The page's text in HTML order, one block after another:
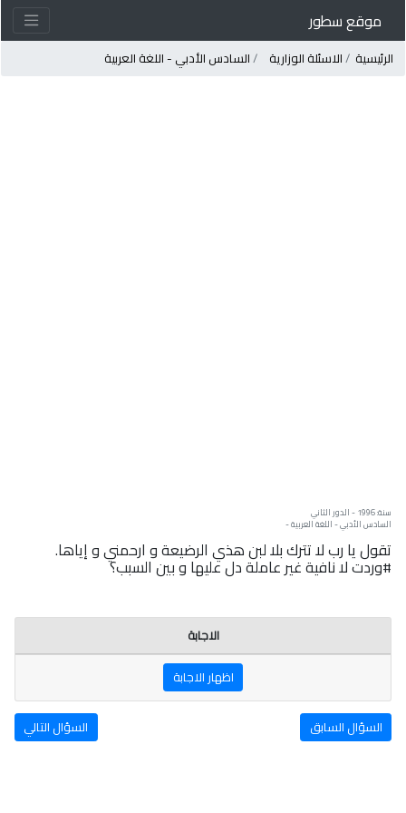
موقع سطور
الرئيسية الاسئلة الوزارية السادس الأدبي - اللغة العربية
سنة: 1996 - الدور الثاني
السادس الأدبي - اللغة العربية -
تقول يا رب لا تترك بلا لبن هذي الرضيعة و ارحمني و إياها.
#وردت لا نافية غير عاملة دل عليها و بين السبب؟
الاجابة
اظهار الاجابة
السؤال السابق السؤال التالي